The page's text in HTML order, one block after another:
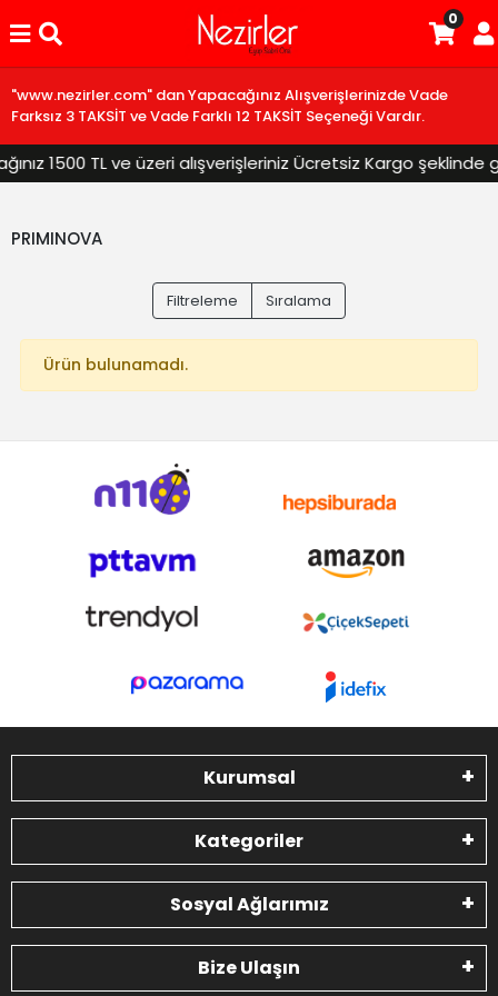
"www.nezirler.com" dan Yapacağınız Alışverişlerinizde Vade
Farksız 3 TAKSİT ve Vade Farklı 12 TAKSİT Seçeneği Vardır.
1500 TL ve üzeri alışverişleriniz Ücretsiz Kargo şeklinde
0
PRIMINOVA
Filtreleme Sıralama
Ürün bulunamadı.
Kurumsal
Kategoriler
Sosyal Ağlarımız
Bize Ulaşın